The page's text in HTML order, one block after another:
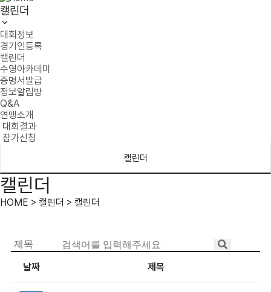
캘린더
대회정보
경기인등록
캘린더
수영아카데미
증명서발급
정보알림방
Q&A
연맹소개
대회결과
참가신청
캘린더
캘린더
HOME > 캘린더 > 캘린더
날짜 제목